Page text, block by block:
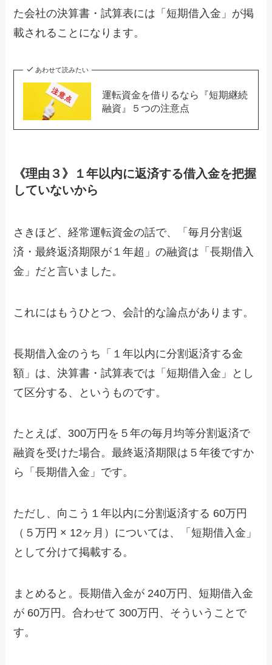
た会社の決算書・試算表には「短期借入金」が掲
載されることになります。
あわせて読みたい
運転資金を借りるなら『短期継続
融資』５つの注意点
《理由３》１年以内に返済する借入金を把握
していないから
さきほど、経常運転資金の話で、「毎月分割返
済・最終返済期限が１年超」の融資は「長期借入
金」だと言いました。
これにはもうひとつ、会計的な論点があります。
長期借入金のうち「１年以内に分割返済する金
額」は、決算書・試算表では「短期借入金」とし
て区分する、というものです。
たとえば、300万円を５年の毎月均等分割返済で
融資を受けた場合。最終返済期限は５年後ですか
ら「長期借入金」です。
ただし、向こう１年以内に分割返済する 60万円
（５万円 × 12ヶ月）については、「短期借入金」
として分けて掲載する。
まとめると。長期借入金が 240万円、短期借入金
が 60万円。合わせて 300万円、そういうことで
す。